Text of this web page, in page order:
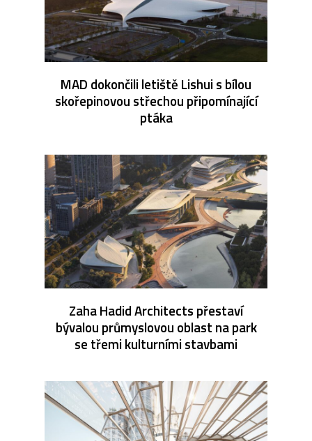
MAD dokončili letiště Lishui s bílou
skořepinovou střechou připomínající
ptáka
Zaha Hadid Architects přestaví
bývalou průmyslovou oblast na park
se třemi kulturními stavbami